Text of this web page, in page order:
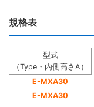
規格表
型式
（Type・内側高さA）
E-MXA30
E-MXA30